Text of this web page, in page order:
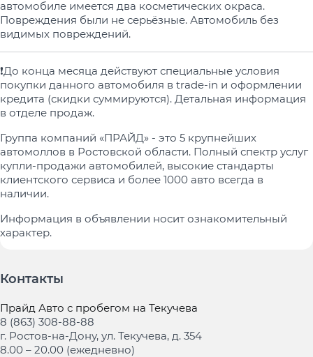
автомобиле имеется два косметических окраса.
Повреждения были не серьёзные. Автомобиль без
видимых повреждений.
❗️До конца месяца действуют специальные условия
покупки данного автомобиля в trade-in и оформлении
кредита (скидки суммируются). Детальная информация
в отделе продаж.
Группа компаний «ПРАЙД» - это 5 крупнейших
автомоллов в Ростовской области. Полный спектр услуг
купли-продажи автомобилей, высокие стандарты
клиентского сервиса и более 1000 авто всегда в
наличии.
Информация в объявлении носит ознакомительный
характер.
Контакты
Прайд Авто с пробегом на Текучева
8 (863) 308-88-88
г. Ростов-на-Дону, ул. Текучева, д. 354
8.00 – 20.00 (ежедневно)